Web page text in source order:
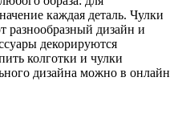
каждая деталь. Чулки
разнообразный дизайн и
декорируются
колготки и чулки
дизайна можно в онлайн